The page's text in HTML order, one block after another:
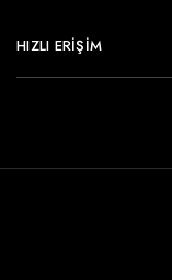
HIZLI ERİŞİM